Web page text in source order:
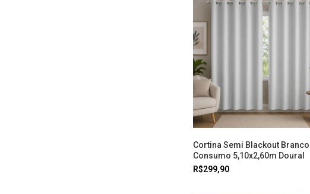
Cortina Semi Blackout Branco
Consumo 5,10x2,60m Doural
R$299,90